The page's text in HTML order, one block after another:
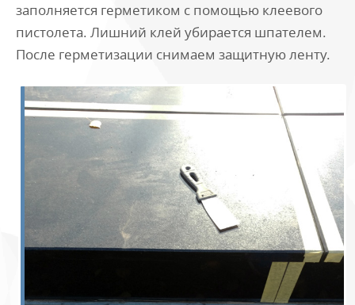
заполняется герметиком с помощью клеевого
пистолета. Лишний клей убирается шпателем.
После герметизации снимаем защитную ленту.